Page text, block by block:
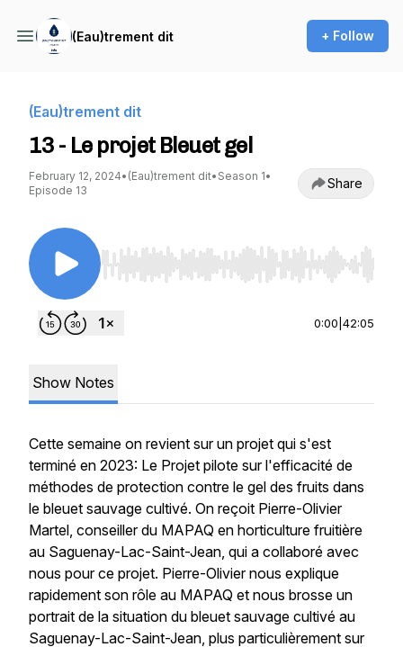
(Eau)trement dit + Follow
(Eau)trement dit
13 - Le projet Bleuet gel
February 12, 2024• (Eau)trement dit• Season 1•
Episode 13
Share
Use Left/Right to seek, Home/End to jump to
0:00 42:05
Show Notes
Cette semaine on revient sur un projet qui s'est
terminé en 2023: Le Projet pilote sur l'efficacité de
méthodes de protection contre le gel des fruits dans
le bleuet sauvage cultivé. On reçoit Pierre-Olivier
Martel, conseiller du MAPAQ en horticulture fruitière
au Saguenay-Lac-Saint-Jean, qui a collaboré avec
nous pour ce projet. Pierre-Olivier nous explique
rapidement son rôle au MAPAQ et nous brosse un
portrait de la situation du bleuet sauvage cultivé au
Saguenay-Lac-Saint-Jean, plus particulièrement sur